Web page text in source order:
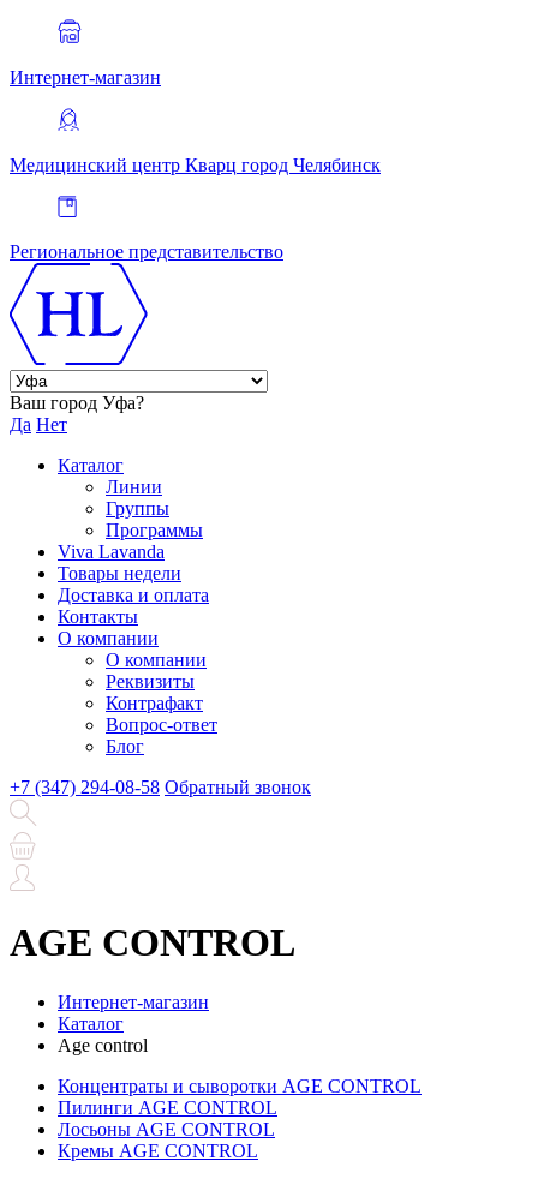
Интернет-магазин
Медицинский центр Кварц город Челябинск
Региональное представительство
Ваш город Уфа?
Да Нет
Каталог
Линии
Группы
Программы
Viva Lavanda
Товары недели
Доставка и оплата
Контакты
О компании
О компании
Реквизиты
Контрафакт
Вопрос-ответ
Блог
+7 (347) 294-08-58 Обратный звонок
AGE CONTROL
Интернет-магазин
Каталог
Age control
Концентраты и сыворотки AGE CONTROL
Пилинги AGE CONTROL
Лосьоны AGE CONTROL
Кремы AGE CONTROL